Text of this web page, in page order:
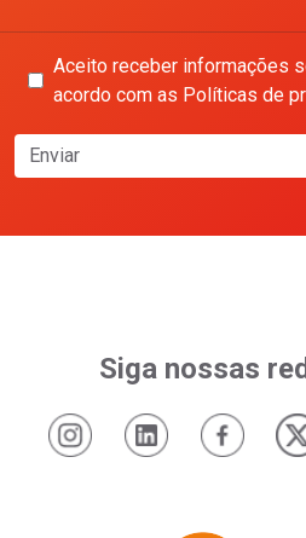
Aceito receber informações
acordo com as Políticas de
Enviar
Siga nossas